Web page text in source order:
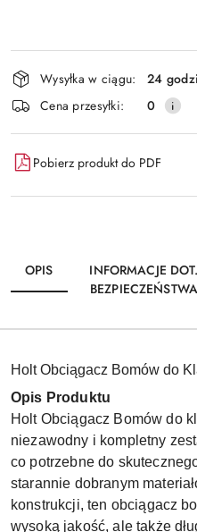
Dostępność
i
dostawa
Wysyłka w ciągu:
24
Cena przesyłki:
0
Pobierz produkt do PDF
OPIS
INFORMACJE DOT.
BEZPIECZEŃSTWA
Holt Obciągacz Bomów do
Opis Produktu
Holt Obciągacz Bomów do
niezawodny i kompletny
co potrzebne do
starannie dobranym
konstrukcji, ten obciągacz
wysoką jakość, ale także